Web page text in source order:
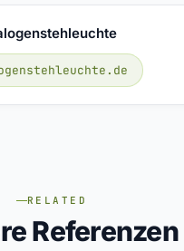
RELATED
Referenzen